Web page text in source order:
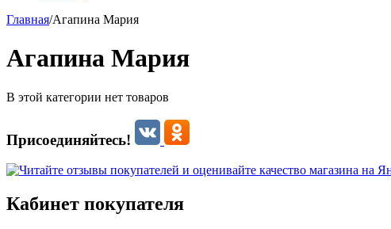
Главная/Агапина Мария
Агапина Мария
В этой категории нет товаров
Присоединяйтесь!
Кабинет покупателя